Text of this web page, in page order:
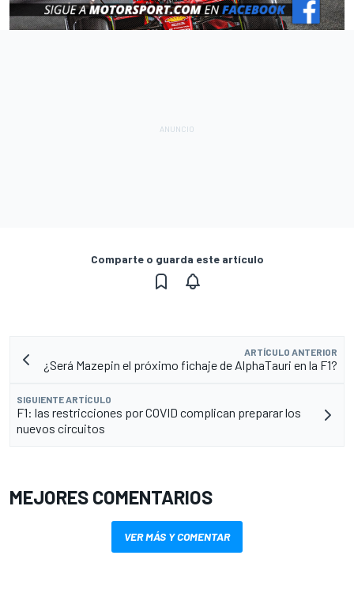
Comparte o guarda este artículo
ARTÍCULO ANTERIOR
¿Será Mazepin el próximo fichaje de AlphaTauri en la F1?
SIGUIENTE ARTÍCULO
F1: las restricciones por COVID complican preparar los
nuevos circuitos
MEJORES COMENTARIOS
VER MÁS Y COMENTAR